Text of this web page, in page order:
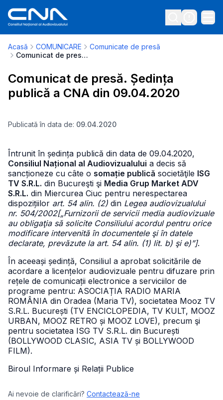
Acasă COMUNICARE
Comunicate de presă
Comunicat de presă. Ședința publică a CNA din 09.04.2020
Comunicat de presă. Ședința
publică a CNA din 09.04.2020
Publicată în data de: 09.04.2020
Întrunit în ședința publică din data de 09.04.2020,
Consiliul Național al Audiovizualului a decis să
sancționeze cu câte o somație publică societăţile ISG
TV S.R.L. din Bucureşti şi Media Grup Market ADV
S.R.L. din Miercurea Ciuc pentru nerespectarea
dispozițiilor art. 54 alin. (2) din Legea audiovizualului
nr. 504/2002[„Furnizorii de servicii media audiovizuale
au obligaţia să solicite Consiliului acordul pentru orice
modificare intervenită în documentele şi în datele
declarate, prevăzute la art. 54 alin. (1) lit. b) şi e)”].
În aceeași ședință, Consiliul a aprobat solicitările de
acordare a licențelor audiovizuale pentru difuzare prin
rețele de comunicații electronice a serviciilor de
programe pentru: ASOCIAȚIA RADIO MARIA
ROMÂNIA din Oradea (Maria TV), societatea Mooz TV
S.R.L. București (TV ENCICLOPEDIA, TV KULT, MOOZ
URBAN, MOOZ RETRO și MOOZ LOVE), precum şi
pentru societatea ISG TV S.R.L. din București
(BOLLYWOOD CLASIC, ASIA TV și BOLLYWOOD
FILM).
Biroul Informare și Relații Publice
Ai nevoie de clarificări? Contactează-ne